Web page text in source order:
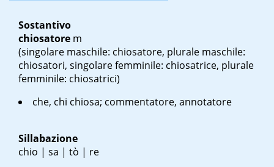
Sostantivo
chiosatore m
(singolare maschile: chiosatore, plurale maschile:
chiosatori, singolare femminile: chiosatrice, plurale
femminile: chiosatrici)
che, chi chiosa; commentatore, annotatore
Sillabazione
chio | sa | tò | re